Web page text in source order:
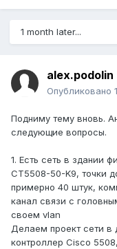
1 month later...
alex.podolin
Опубликовано
Подниму тему вновь.
следующие вопросы.
1. Есть сеть в здании
CT5508-50-K9, точки
примерно 40 штук,
канал связи с
своем vlan
Делаем проект сети в
контроллер Cisco